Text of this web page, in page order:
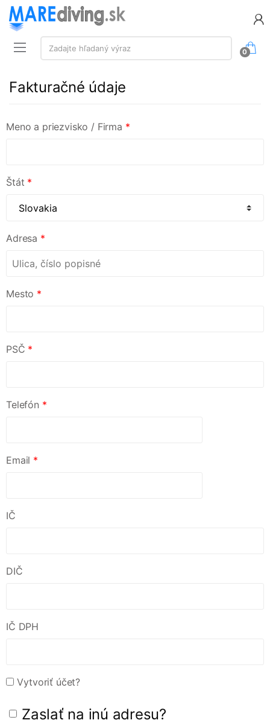
Vyhľadávanie:
Zadajte hľadaný výraz
0
Fakturačné údaje
Meno a priezvisko / Firma *
Štát *
Adresa *
Mesto *
PSČ *
Telefón *
Email *
IČ
DIČ
IČ DPH
Vytvoriť účet?
Zaslať na inú adresu?